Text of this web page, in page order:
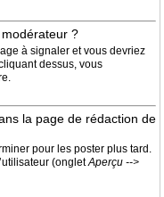
?
à signaler et vous devriez
dessus, vous
la page de rédaction de
pour les poster plus tard.
(ongletAperçu -->